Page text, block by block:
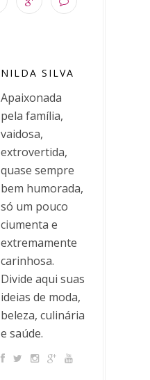
NILDA SILVA
Apaixonada
pela família,
vaidosa,
extrovertida,
quase sempre
bem humorada,
só um pouco
ciumenta e
extremamente
carinhosa.
Divide aqui suas
ideias de moda,
beleza, culinária
e saúde.